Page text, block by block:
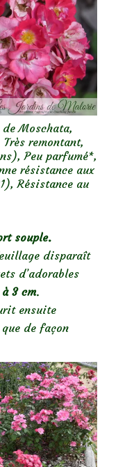
de Moschata,
remontant,
Peu parfumé*,
résistance aux
Résistance au
souple.
disparaît
d’adorables
3 cm.
ensuite
de façon